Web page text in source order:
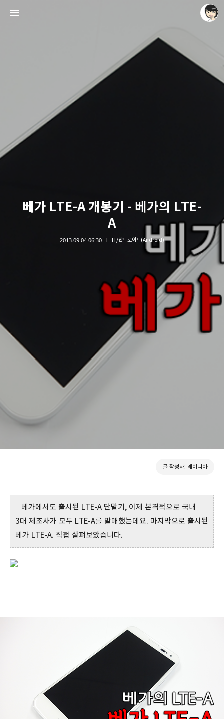
베가 LTE-A 개봉기 - 베가의 LTE-
A
2013.09.04 06:30 IT/안드로이드(Android)
글 작성자: 레이니아
베가에서도 출시된 LTE-A 단말기, 이제 본격적으로 국내
3대 제조사가 모두 LTE-A를 발매했는데요. 마지막으로 출시된
베가 LTE-A. 직접 살펴보았습니다.